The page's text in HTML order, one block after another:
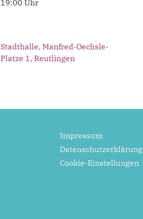
19:00 Uhr
Stadthalle, Manfred-Oechsle-
Platze 1, Reutlingen
Impressum
Datenschutzerklärung
Cookie-Einstellungen